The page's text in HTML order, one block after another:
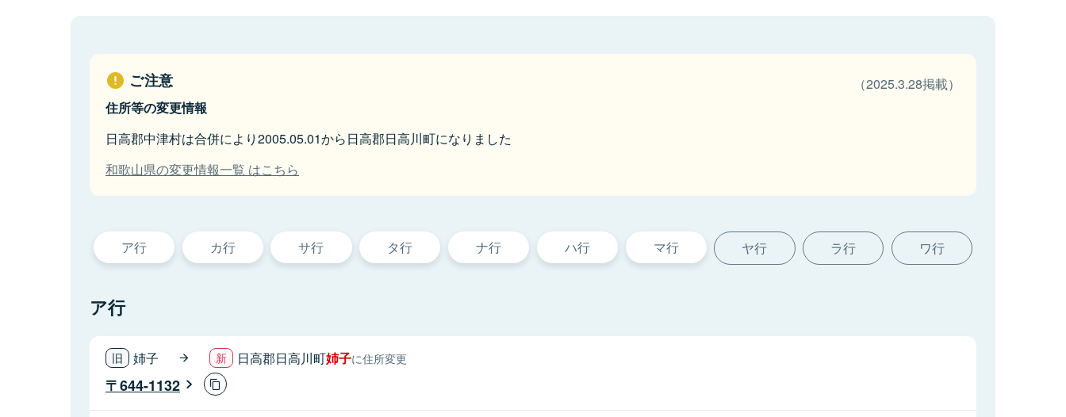
ご注意
（2025.3.28掲載）
住所等の変更情報
日高郡中津村は合併により2005.05.01から日高郡日高川町になりました
和歌山県の変更情報一覧 はこちら
ア行 カ行 サ行 タ行 ナ行 ハ行 マ行 ヤ行 ラ行 ワ行
ア行
姉子 日高郡日高川町姉子に住所変更
644-1132